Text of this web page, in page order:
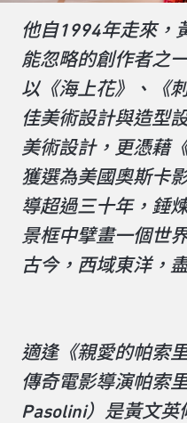
他自1994年走來，
能忽略的創作者之
以《海上花》、《
佳美術設計與造型
美術設計，更憑藉
獲選為美國奧斯卡
導超過三十年，錘
景框中擘畫一個世
古今，西域東洋，
適逢《親愛的帕索
傳奇電影導演帕索
Pasolini）是黃文英